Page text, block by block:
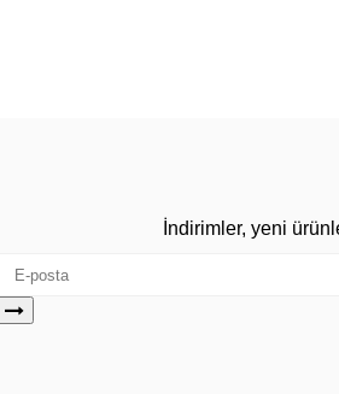
İndirimler, yeni